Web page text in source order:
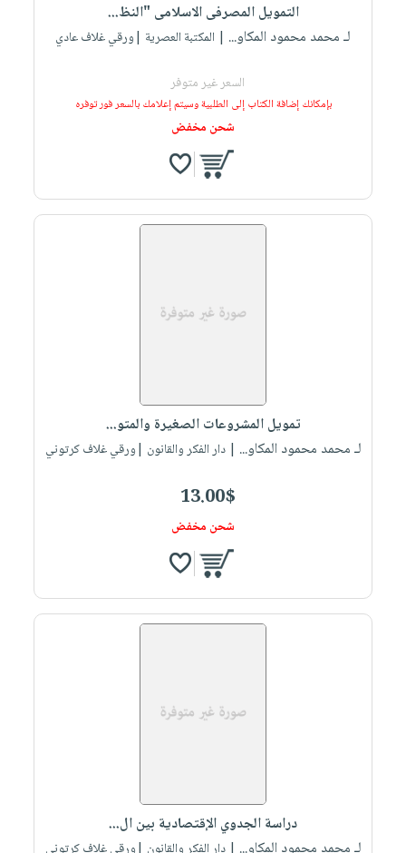
التمويل المصرفى الاسلامى "النظ...
لـ محمد محمود المكاو... | المكتبة العصرية |ورقي غلاف عادي
السعر غير متوفر
بإمكانك إضافة الكتاب إلى الطلبية وسيتم إعلامك بالسعر فور توفره
شحن مخفض
تمويل المشروعات الصغيرة والمتو...
لـ محمد محمود المكاو... | دار الفكر والقانون |ورقي غلاف كرتوني
13.00$
شحن مخفض
دراسة الجدوي الإقتصادية بين ال...